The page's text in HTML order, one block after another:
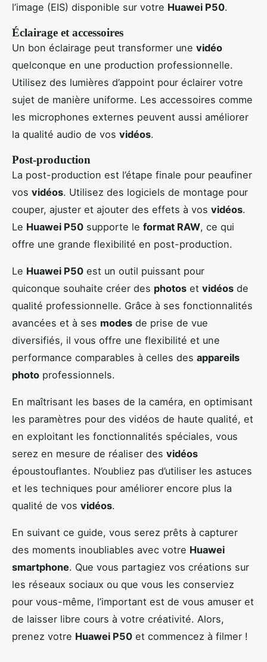
l’image (EIS) disponible sur votre Huawei P50.
Éclairage et accessoires
Un bon éclairage peut transformer une vidéo
quelconque en une production professionnelle.
Utilisez des lumières d’appoint pour éclairer votre
sujet de manière uniforme. Les accessoires comme
les microphones externes peuvent aussi améliorer
la qualité audio de vos vidéos.
Post-production
La post-production est l’étape finale pour peaufiner
vos vidéos. Utilisez des logiciels de montage pour
couper, ajuster et ajouter des effets à vos vidéos.
Le Huawei P50 supporte le format RAW, ce qui
offre une grande flexibilité en post-production.
Le Huawei P50 est un outil puissant pour
quiconque souhaite créer des photos et vidéos de
qualité professionnelle. Grâce à ses fonctionnalités
avancées et à ses modes de prise de vue
diversifiés, il vous offre une flexibilité et une
performance comparables à celles des appareils
photo professionnels.
En maîtrisant les bases de la caméra, en optimisant
les paramètres pour des vidéos de haute qualité, et
en exploitant les fonctionnalités spéciales, vous
serez en mesure de réaliser des vidéos
époustouflantes. N’oubliez pas d’utiliser les astuces
et les techniques pour améliorer encore plus la
qualité de vos vidéos.
En suivant ce guide, vous serez prêts à capturer
des moments inoubliables avec votre Huawei
smartphone. Que vous partagiez vos créations sur
les réseaux sociaux ou que vous les conserviez
pour vous-même, l’important est de vous amuser et
de laisser libre cours à votre créativité. Alors,
prenez votre Huawei P50 et commencez à filmer !